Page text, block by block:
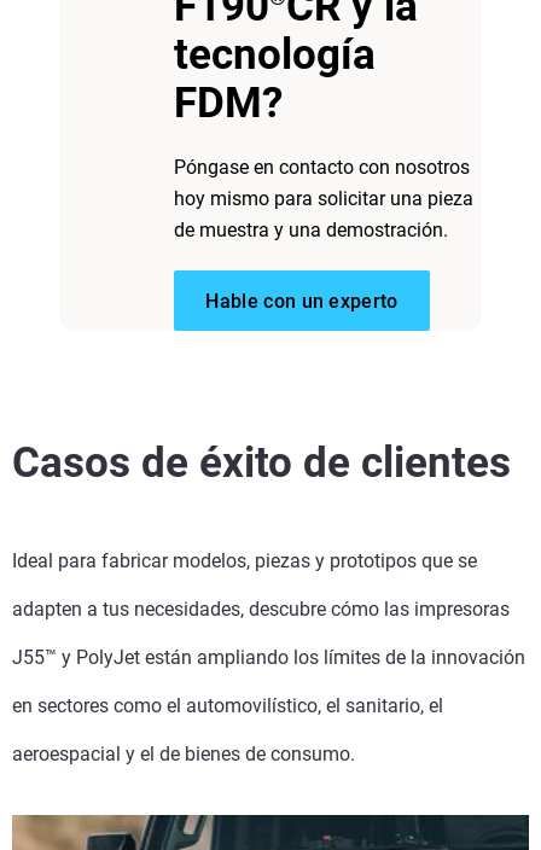
tecnología
FDM?
Póngase en contacto con nosotros
hoy mismo para solicitar una pieza
de muestra y una demostración.
Hable con un experto
Casos de éxito de clientes
Ideal para fabricar modelos, piezas y prototipos que se
adapten a tus necesidades, descubre cómo las impresoras
J55™ y PolyJet están ampliando los límites de la innovación
en sectores como el automovilístico, el sanitario, el
aeroespacial y el de bienes de consumo.